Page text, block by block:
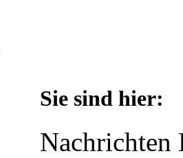
Sie sind hier:
Nachrichten